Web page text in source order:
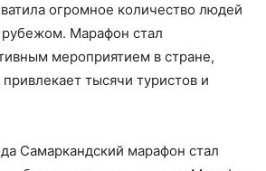
огромное количество людей
рубежом. Марафон стал
мероприятием в стране,
тысячи туристов и
Самаркандский марафон стал